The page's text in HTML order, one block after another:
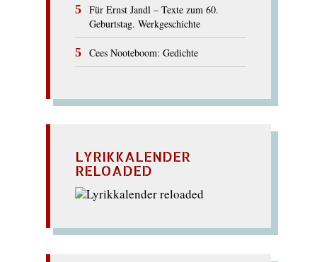
Für Ernst Jandl – Texte zum 60.
Geburtstag. Werkgeschichte
Cees Nooteboom: Gedichte
LYRIKKALENDER
RELOADED